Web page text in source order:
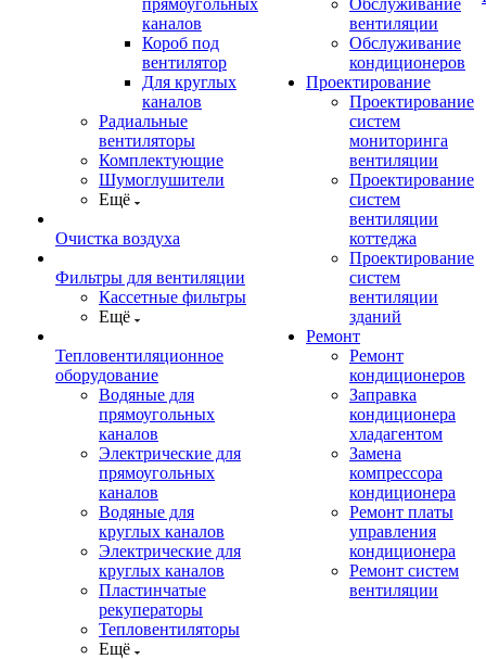
прямоугольных
каналов
Короб под
вентилятор
Для круглых
каналов
Радиальные
вентиляторы
Комплектующие
Шумоглушители
Ещё
Очистка воздуха
Фильтры для вентиляции
Кассетные фильтры
Ещё
Тепловентиляционное
оборудование
Водяные для
прямоугольных
каналов
Электрические для
прямоугольных
каналов
Водяные для
круглых каналов
Электрические для
круглых каналов
Пластинчатые
рекуператоры
Тепловентиляторы
Ещё
Обслуживание
вентиляции
Обслуживание
кондиционеров
Проектирование
Проектирование
систем
мониторинга
вентиляции
Проектирование
систем
вентиляции
коттеджа
Проектирование
систем
вентиляции
зданий
Ремонт
Ремонт
кондиционеров
Заправка
кондиционера
хладагентом
Замена
компрессора
кондиционера
Ремонт платы
управления
кондиционера
Ремонт систем
вентиляции